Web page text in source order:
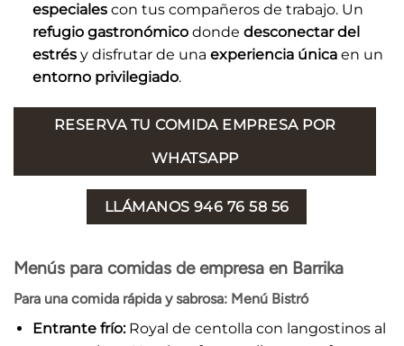
especialescon tus compañeros de trabajo. Un
refugio gastronómicodonde desconectar del
estrésy disfrutar de una experiencia únicaen un
entorno privilegiado.
RESERVA TU COMIDA EMPRESA POR
WHATSAPP
LLÁMANOS 946 76 58 56
Menús para comidas de empresa en Barrika
Para una comida rápida y sabrosa: Menú Bistró
Entrante frío:Royal de centolla con langostinos al